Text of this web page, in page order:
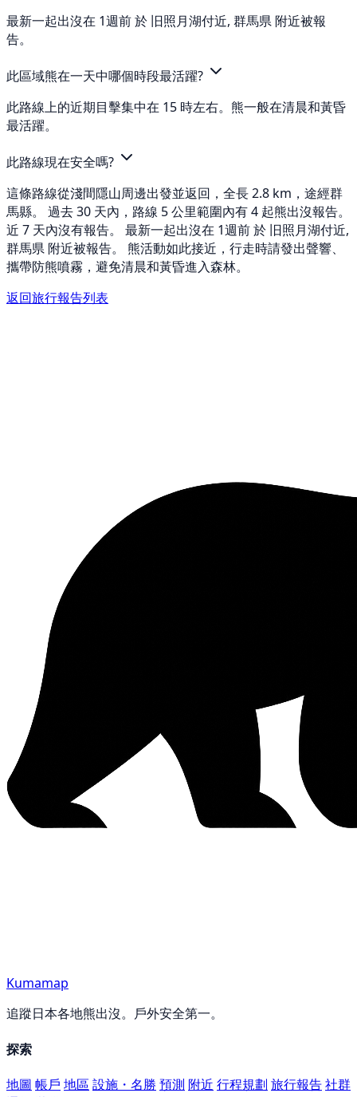
最新一起出沒在 1週前 於 旧照月湖付近, 群馬県 附近被報
告。
此區域熊在一天中哪個時段最活躍?
此路線上的近期目擊集中在 15 時左右。熊一般在清晨和黃昏
最活躍。
此路線現在安全嗎?
這條路線從淺間隱山周邊出發並返回，全長 2.8 km，途經群
馬縣。 過去 30 天內，路線 5 公里範圍內有 4 起熊出沒報告。
近 7 天內沒有報告。 最新一起出沒在 1週前 於 旧照月湖付近,
群馬県 附近被報告。 熊活動如此接近，行走時請發出聲響、
攜帶防熊噴霧，避免清晨和黃昏進入森林。
返回旅行報告列表
Kumamap
追蹤日本各地熊出沒。戶外安全第一。
探索
地圖 帳戶 地區 設施・名勝 預測 附近 行程規劃 旅行報告社群